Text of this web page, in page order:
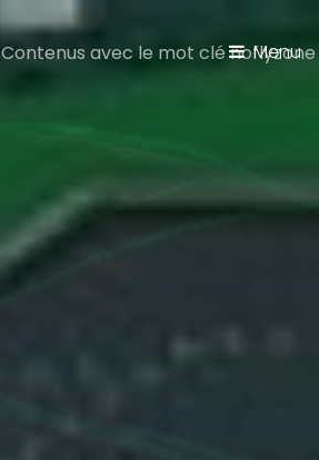
Contenus avec le mot clé noflyzone
Menu